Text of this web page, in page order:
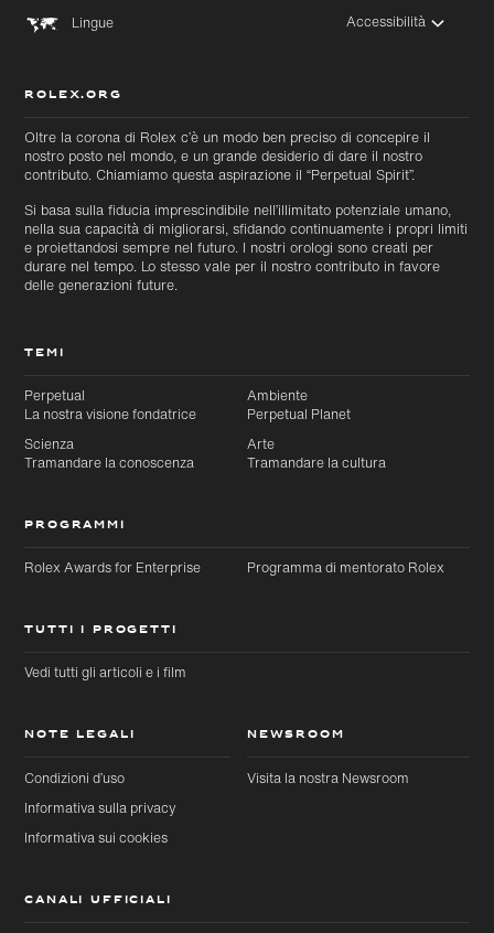
Lingue Accessibilità
ROLEX.ORG
Oltre la corona di Rolex c’è un modo ben preciso di concepire il
nostro posto nel mondo, e un grande desiderio di dare il nostro
contributo. Chiamiamo questa aspirazione il “Perpetual Spirit”.
Si basa sulla fiducia imprescindibile nell’illimitato potenziale umano,
nella sua capacità di migliorarsi, sfidando continuamente i propri limiti
e proiettandosi sempre nel futuro. I nostri orologi sono creati per
durare nel tempo. Lo stesso vale per il nostro contributo in favore
delle generazioni future.
TEMI
Perpetual
La nostra visione fondatrice
Ambiente
Perpetual Planet
Scienza
Tramandare la conoscenza
Arte
Tramandare la cultura
PROGRAMMI
Rolex Awards for Enterprise Programma di mentorato Rolex
TUTTI I PROGETTI
Vedi tutti gli articoli e i film
NOTE LEGALI
Condizioni d’uso
Informativa sulla privacy
Informativa sui cookies
NEWSROOM
Visita la nostra Newsroom
CANALI UFFICIALI